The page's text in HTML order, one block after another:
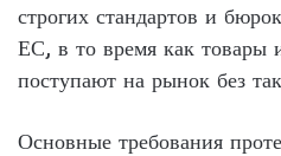
строгих стандартов и
ЕС, в то время как товары
поступают на рынок без
Основные требования